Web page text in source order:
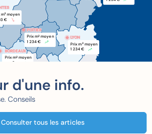
m2 moyen
€
BORDEAUX
BORDEAUX
Prix m2 moyen
xxx €
POITIER
POITIER
Prix m2 moyen
1 234 €
LYON
Prix m2 moyen
1 234 €
d'une info.
Conseils
Consulter tous les articles